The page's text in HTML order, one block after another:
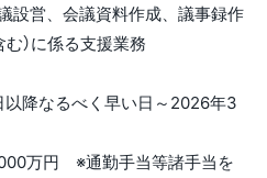
設営、会議資料作成、議事録作
）に係る支援業務
以降なるべく早い日～2026年3
万円 ※通勤手当等諸手当を